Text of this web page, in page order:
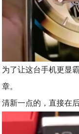
为了让这台手机更显
章。
清新一点的，直接在